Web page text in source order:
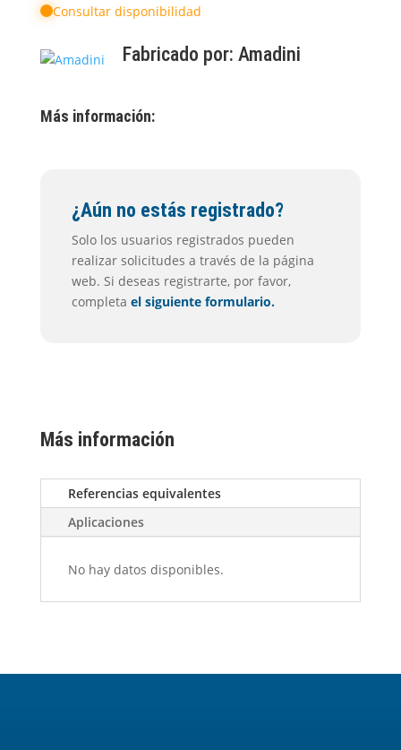
Consultar disponibilidad
Fabricado por: Amadini
Más información:
¿Aún no estás registrado?
Solo los usuarios registrados pueden
realizar solicitudes a través de la página
web. Si deseas registrarte, por favor,
completa el siguiente formulario.
Más información
Referencias equivalentes
Aplicaciones
No hay datos disponibles.